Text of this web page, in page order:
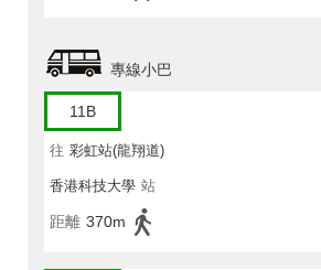
專線小巴
11B
往 彩虹站(龍翔道)
香港科技大學 站
距離 370m